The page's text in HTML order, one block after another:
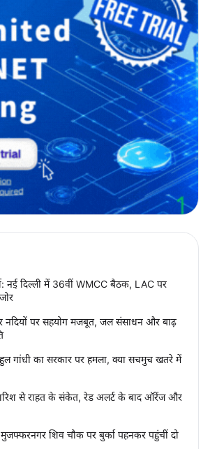
नई दिल्ली में 36वीं WMCC बैठक, LAC पर
नदियों पर सहयोग मजबूत, जल संसाधन और बाढ़
गांधी का सरकार पर हमला, क्या सचमुच खतरे में
से राहत के संकेत, रेड अलर्ट के बाद ऑरेंज और
मुजफ्फरनगर शिव चौक पर बुर्का पहनकर पहुंचीं दो